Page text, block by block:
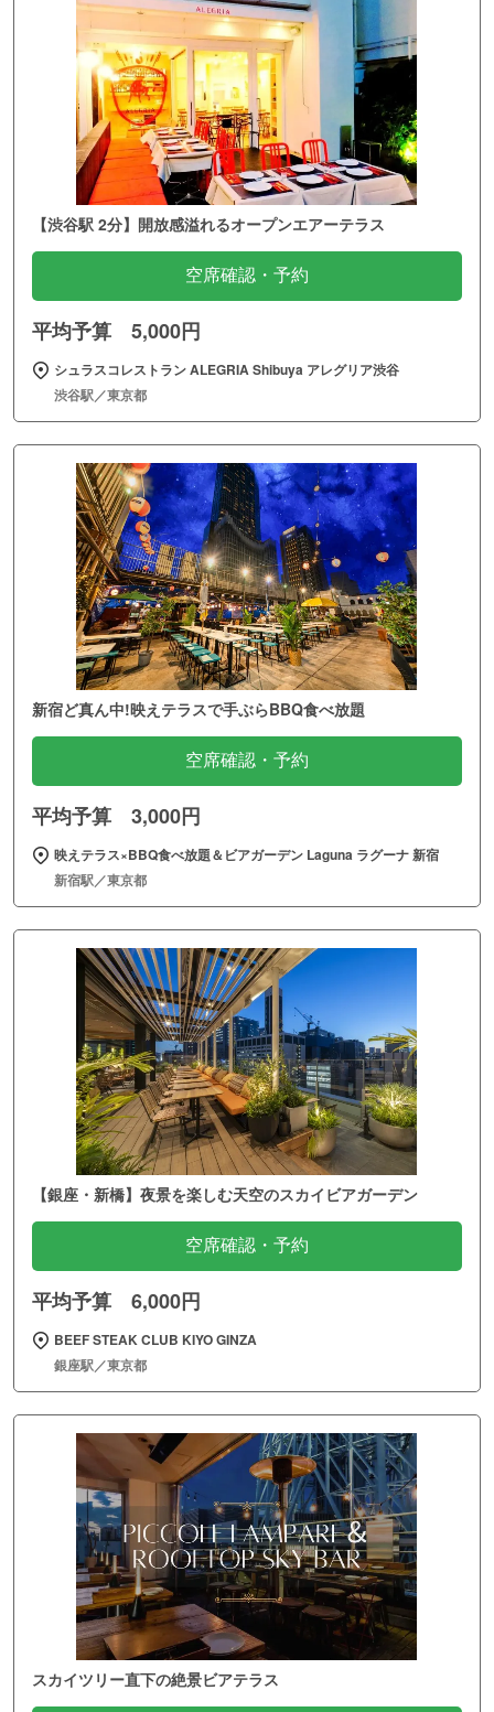
【渋谷駅 2分】開放感溢れるオープンエアーテラス
空席確認・予約
平均予算 5,000円
シュラスコレストラン ALEGRIA Shibuya アレグリア渋谷
渋谷駅／東京都
新宿ど真ん中!映えテラスで手ぶらBBQ食べ放題
空席確認・予約
平均予算 3,000円
映えテラス×BBQ食べ放題＆ビアガーデン Laguna ラグーナ 新宿
新宿駅／東京都
【銀座・新橋】夜景を楽しむ天空のスカイビアガーデン
空席確認・予約
平均予算 6,000円
BEEF STEAK CLUB KIYO GINZA
銀座駅／東京都
スカイツリー直下の絶景ビアテラス